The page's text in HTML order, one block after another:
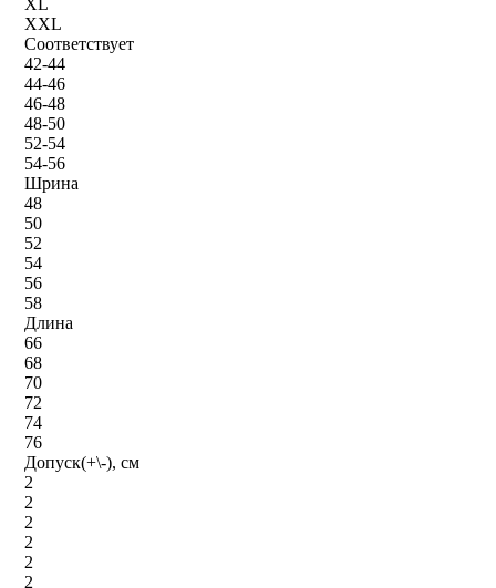
XXL
Соответствует
42-44
44-46
46-48
48-50
52-54
54-56
Шрина
48
50
52
54
56
58
Длина
66
68
70
72
74
76
Допуск(+\-), см
2
2
2
2
2
2